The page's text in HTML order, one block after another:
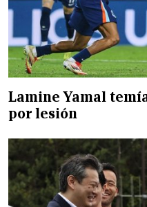
Lamine Yamal
por lesión